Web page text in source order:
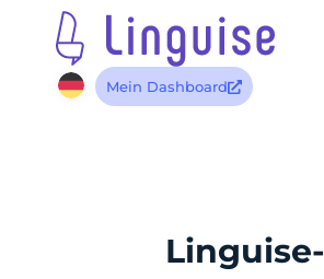
Mein Dashboard
Linguise-